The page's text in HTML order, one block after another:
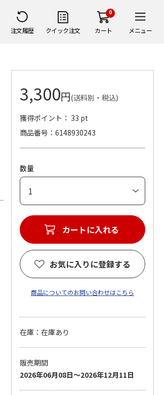
注文履歴 クイック注文
0
カート メニュー
3,300円(送料別・税込)
獲得ポイント： 33 pt
商品番号
6148930243
数量
カートに入れる
お気に入りに登録する
商品についてのお問い合わせはこちら
在庫：在庫あり
販売期間
2026年06月08日～2026年12月11日